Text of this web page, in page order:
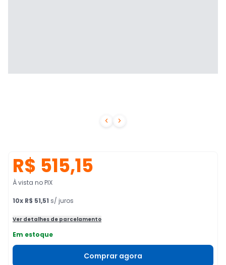
 
R$ 515,15
À vista no PIX
10x R$ 51,51 s/ juros
Ver detalhes de parcelamento
Em estoque
Comprar agora